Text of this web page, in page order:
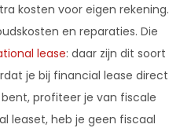
kosten voor eigen rekening.
en reparaties. Die
lease: daar zijn dit soort
je bij financial lease direct
profiteer je van fiscale
leaset, heb je geen fiscaal